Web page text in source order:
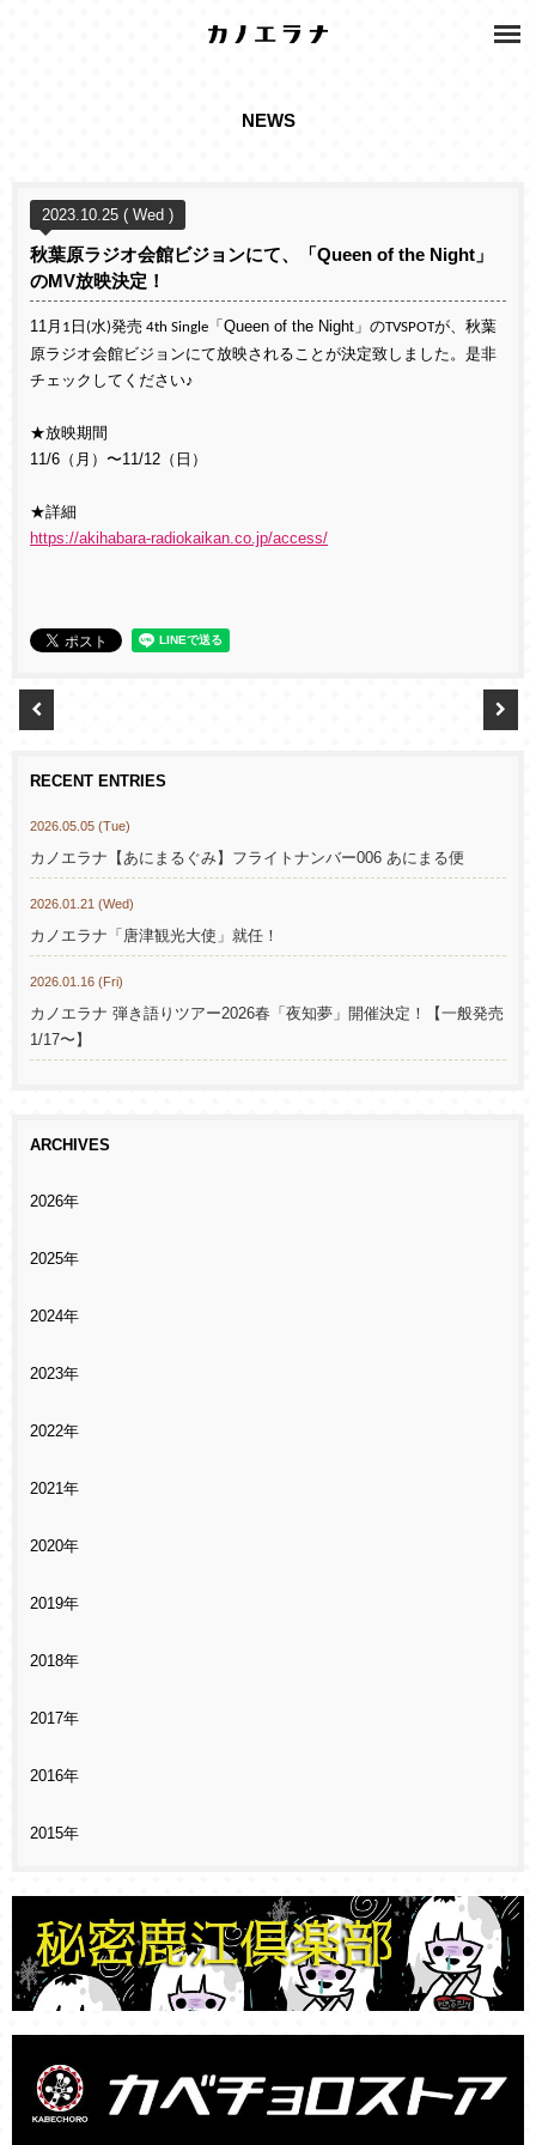
NEWS
2023.10.25 ( Wed )
秋葉原ラジオ会館ビジョンにて、「Queen of the Night」
のMV放映決定！
11月 1 日 (水)発売 4th Single 「Queen of the Night」のTVSPOTが、秋葉
原ラジオ会館ビジョンにて放映されることが決定致しました。是非
チェックしてください♪
★放映期間
11/6（月）〜11/12（日）
★詳細
https://akihabara-radiokaikan.co.jp/access/
RECENT ENTRIES
2026.05.05 (Tue)
カノエラナ【あにまるぐみ】フライトナンバー006 あにまる便
2026.01.21 (Wed)
カノエラナ「唐津観光大使」就任！
2026.01.16 (Fri)
カノエラナ 弾き語りツアー2026春「夜知夢」開催決定！【一般発売
1/17〜】
ARCHIVES
2026年
2025年
2024年
2023年
2022年
2021年
2020年
2019年
2018年
2017年
2016年
2015年